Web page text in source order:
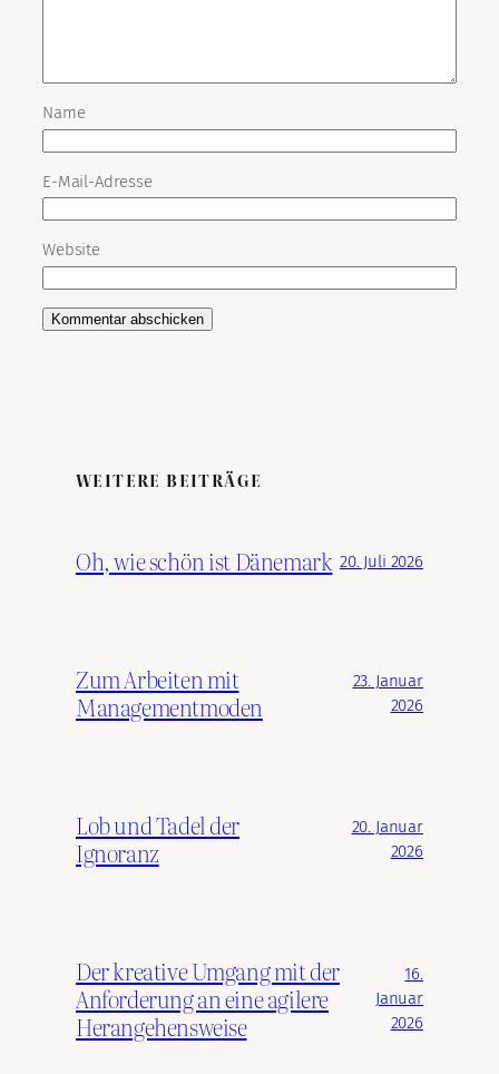
Name
E-Mail-Adresse
Website
WEITERE BEITRÄGE
Oh, wie schön ist Dänemark 20. Juli 2026
Zum Arbeiten mit
Managementmoden
23. Januar
2026
Lob und Tadel der
Ignoranz
20. Januar
2026
Der kreative Umgang mit der
Anforderung an eine agilere
Herangehensweise
16.
Januar
2026